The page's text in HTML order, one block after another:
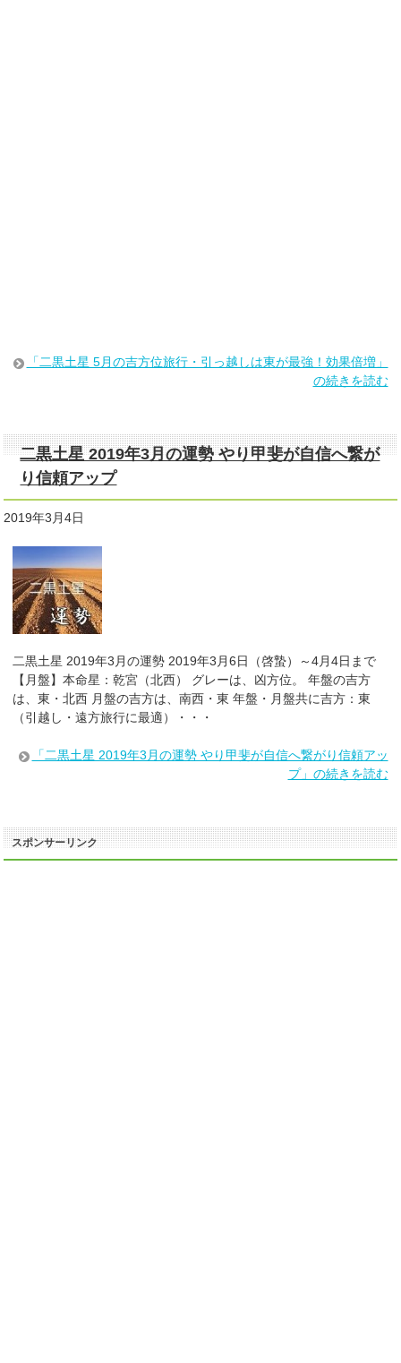
「二黒土星 5月の吉方位旅行・引っ越しは東が最強！効果倍増」
の続きを読む
二黒土星 2019年3月の運勢 やり甲斐が自信へ繋が
り信頼アップ
2019年3月4日
二黒土星 2019年3月の運勢 2019年3月6日（啓蟄）～4月4日まで
【月盤】本命星：乾宮（北西） グレーは、凶方位。 年盤の吉方
は、東・北西 月盤の吉方は、南西・東 年盤・月盤共に吉方：東
（引越し・遠方旅行に最適）・・・
「二黒土星 2019年3月の運勢 やり甲斐が自信へ繋がり信頼アッ
プ」の続きを読む
スポンサーリンク